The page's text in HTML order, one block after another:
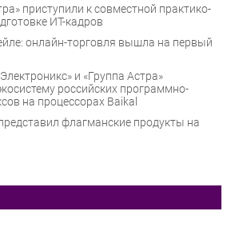
приступили к совместной практико-
ИТ-кадров
онлайн-торговля вышла на первый
и «Группа Астра»
российских программно-
на процессорах Baikal
флагманские продукты на